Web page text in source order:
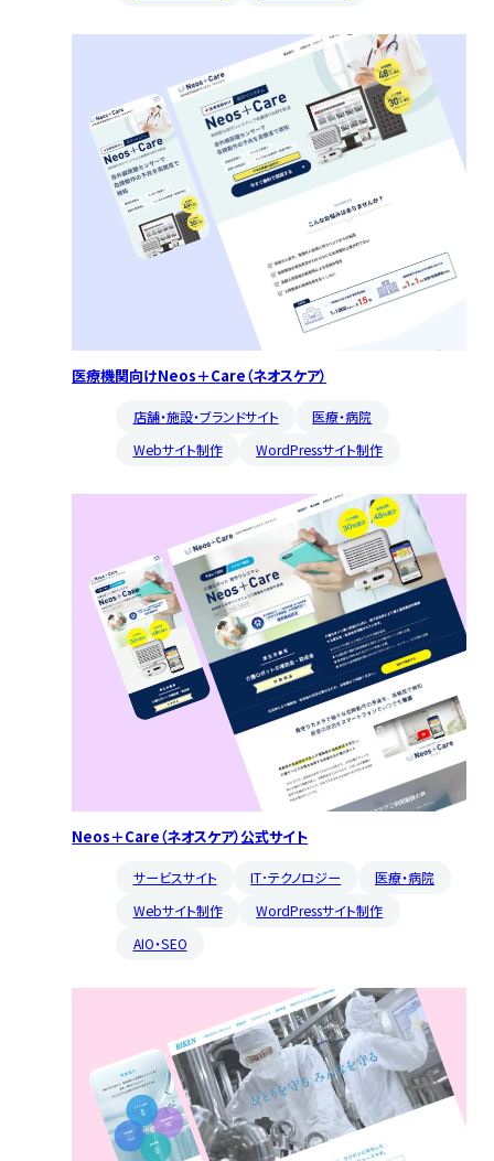
医療機関向けNeos＋Care（ネオスケア）
店舗・施設・ブランドサイト
医療・病院
Webサイト制作
WordPressサイト制作
Neos＋Care（ネオスケア）公式サイト
サービスサイト IT･テクノロジー
医療・病院
Webサイト制作
WordPressサイト制作
AIO・SEO